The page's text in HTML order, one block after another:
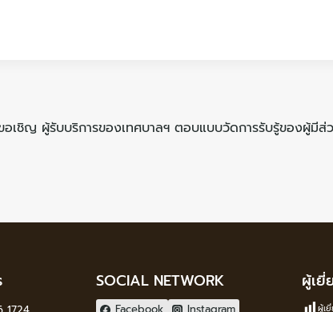
อเชิญ ผู้รับบริการของเทศบาลฯ ตอบแบบวัดการรับรู้ของผู้มีส่
SOCIAL NETWORK ผู้เยี่
ผู้เ